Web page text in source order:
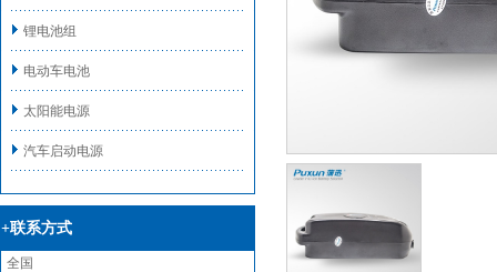
锂电池组
电动车电池
太阳能电源
汽车启动电源
+联系方式
全国